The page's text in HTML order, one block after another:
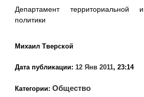
Департамент территориальной
политики
Михаил Тверской
Дата публикации: 12 Янв 2011, 23:14
Категории: Общество